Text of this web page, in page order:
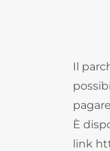
Il
È
link